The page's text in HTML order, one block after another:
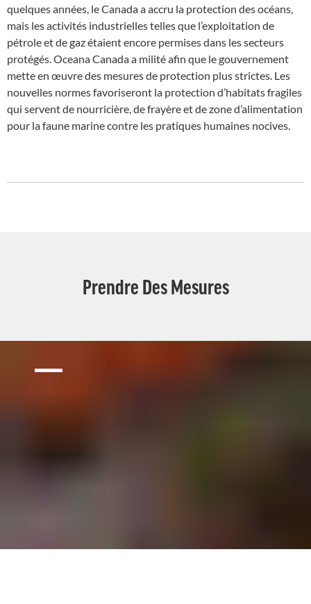
quelques années, le Canada a accru la protection des océans,
mais les activités industrielles telles que l’exploitation de
pétrole et de gaz étaient encore permises dans les secteurs
protégés. Oceana Canada a milité afin que le gouvernement
mette en œuvre des mesures de protection plus strictes. Les
nouvelles normes favoriseront la protection d’habitats fragiles
qui servent de nourricière, de frayère et de zone d’alimentation
pour la faune marine contre les pratiques humaines nocives.
Prendre Des Mesures